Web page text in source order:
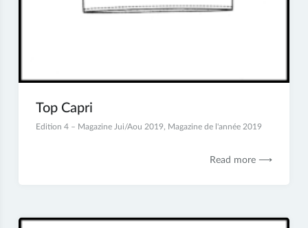
Top Capri
13
Edition 4 – Magazine Jui/Aou 2019, Magazine de l'année 2019
Read more ⟶